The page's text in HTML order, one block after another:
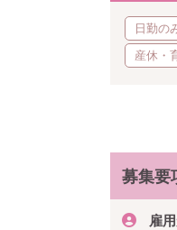
日勤の
産休・
募集要
雇